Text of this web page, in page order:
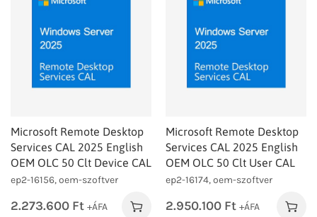
Microsoft Remote Desktop
Services CAL 2025 English
OEM OLC 50 Clt Device CAL
ep2-16156, oem-szoftver
2.273.600 Ft +ÁFA
Microsoft Remote Desktop
Services CAL 2025 English
OEM OLC 50 Clt User CAL
ep2-16174, oem-szoftver
2.950.100 Ft +ÁFA